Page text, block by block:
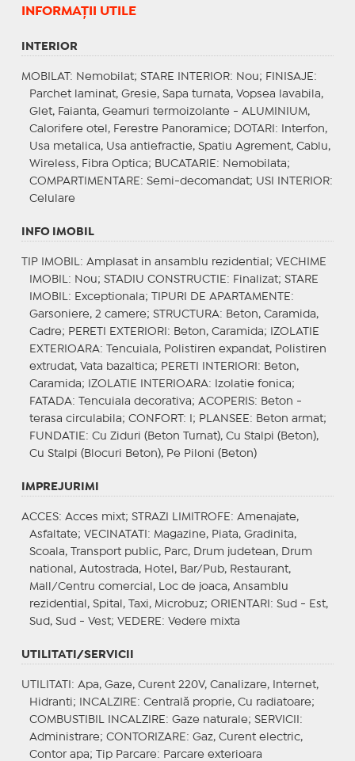
INFORMAŢII UTILE
INTERIOR
MOBILAT : Nemobilat; STARE INTERIOR: Nou; FINISAJE :
Parchet laminat, Gresie, Sapa turnata, Vopsea lavabila,
Glet, Faianta, Geamuri termoizolante - ALUMINIUM,
Calorifere otel, Ferestre Panoramice;
DOTARI : Interfon,
Usa metalica, Usa antiefractie, Spatiu Agrement, Cablu,
Wireless, Fibra Optica; BUCATARIE : Nemobilata;
COMPARTIMENTARE : Semi-decomandat; USI INTERIOR:
Celulare
INFO IMOBIL
TIP IMOBIL : Amplasat in ansamblu rezidential; VECHIME
IMOBIL : Nou; STADIU CONSTRUCTIE : Finalizat; STARE
IMOBIL : Exceptionala; TIPURI DE APARTAMENTE :
Garsoniere, 2 camere; STRUCTURA: Beton, Caramida,
Cadre; PERETI EXTERIORI : Beton, Caramida;
IZOLATIE
EXTERIOARA: Tencuiala, Polistiren expandat, Polistiren
extrudat, Vata bazaltica; PERETI INTERIORI : Beton,
Caramida;
IZOLATIE INTERIOARA: Izolatie fonica;
FATADA: Tencuiala decorativa; ACOPERIS: Beton -
terasa circulabila; CONFORT : I; PLANSEE : Beton armat;
FUNDATIE : Cu Ziduri (Beton Turnat), Cu Stalpi (Beton),
Cu Stalpi (Blocuri Beton), Pe Piloni (Beton)
IMPREJURIMI
ACCES: Acces mixt; STRAZI LIMITROFE : Amenajate,
Asfaltate; VECINATATI : Magazine, Piata, Gradinita,
Scoala, Transport public, Parc, Drum judetean, Drum
national, Autostrada, Hotel, Bar/Pub, Restaurant,
Mall/Centru comercial, Loc de joaca, Ansamblu
rezidential, Spital, Taxi, Microbuz; ORIENTARI : Sud - Est,
Sud, Sud - Vest; VEDERE : Vedere mixta
UTILITATI/SERVICII
UTILITATI : Apa, Gaze, Curent 220V, Canalizare, Internet,
Hidranti;
INCALZIRE : Centrală proprie, Cu radiatoare;
COMBUSTIBIL INCALZIRE : Gaze naturale; SERVICII :
Administrare; CONTORIZARE : Gaz, Curent electric,
Contor apa;
Tip Parcare: Parcare exterioara